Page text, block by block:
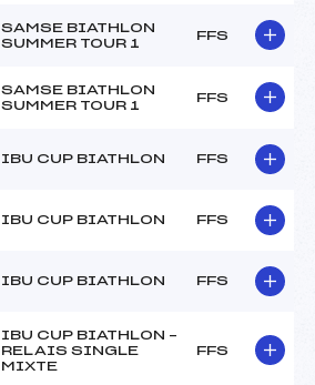
SAMSE BIATHLON
SUMMER TOUR 1
FFS
SAMSE BIATHLON
SUMMER TOUR 1
FFS
IBU CUP BIATHLON FFS
IBU CUP BIATHLON FFS
IBU CUP BIATHLON FFS
IBU CUP BIATHLON –
RELAIS SINGLE
MIXTE
FFS